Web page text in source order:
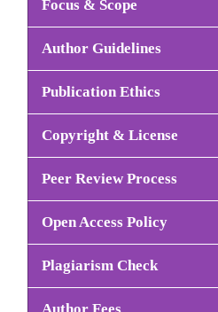
Focus & Scope
Author Guidelines
Publication Ethics
Copyright & License
Peer Review Process
Open Access Policy
Plagiarism Check
Author Fees